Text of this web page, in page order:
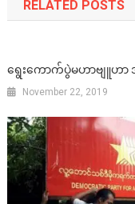
RELATED POSTS
ရွေးကောက်ပွဲမဟာဗျူဟာ
November 22, 2019